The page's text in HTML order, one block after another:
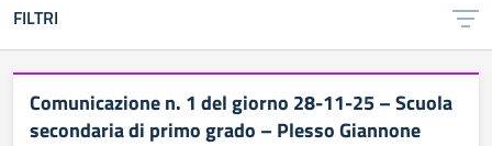
FILTRI
Comunicazione n. 1 del giorno 28-11-25 – Scuola
secondaria di primo grado – Plesso Giannone